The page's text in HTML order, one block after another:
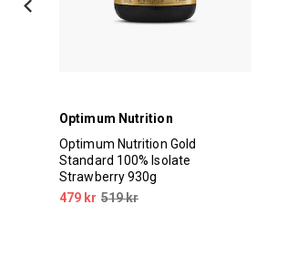
Optimum Nutrition
Optimum Nutrition Gold
Standard 100% Isolate
Strawberry 930g
479 kr 519 kr